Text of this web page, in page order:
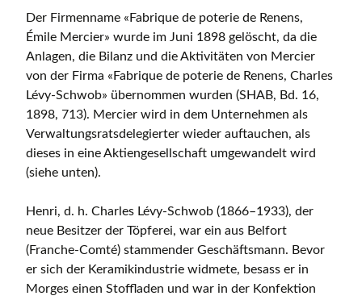
Der Firmenname «Fabrique de poterie de Renens,
Émile Mercier» wurde im Juni 1898 gelöscht, da die
Anlagen, die Bilanz und die Aktivitäten von Mercier
von der Firma «Fabrique de poterie de Renens, Charles
Lévy-Schwob» übernommen wurden (SHAB, Bd. 16,
1898, 713). Mercier wird in dem Unternehmen als
Verwaltungsratsdelegierter wieder auftauchen, als
dieses in eine Aktiengesellschaft umgewandelt wird
(siehe unten).
Henri, d. h. Charles Lévy-Schwob (1866–1933), der
neue Besitzer der Töpferei, war ein aus Belfort
(Franche-Comté) stammender Geschäftsmann. Bevor
er sich der Keramikindustrie widmete, besass er in
Morges einen Stoffladen und war in der Konfektion